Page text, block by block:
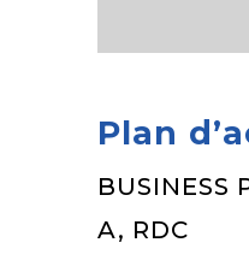
Plan
BUSINESS
A, RDC